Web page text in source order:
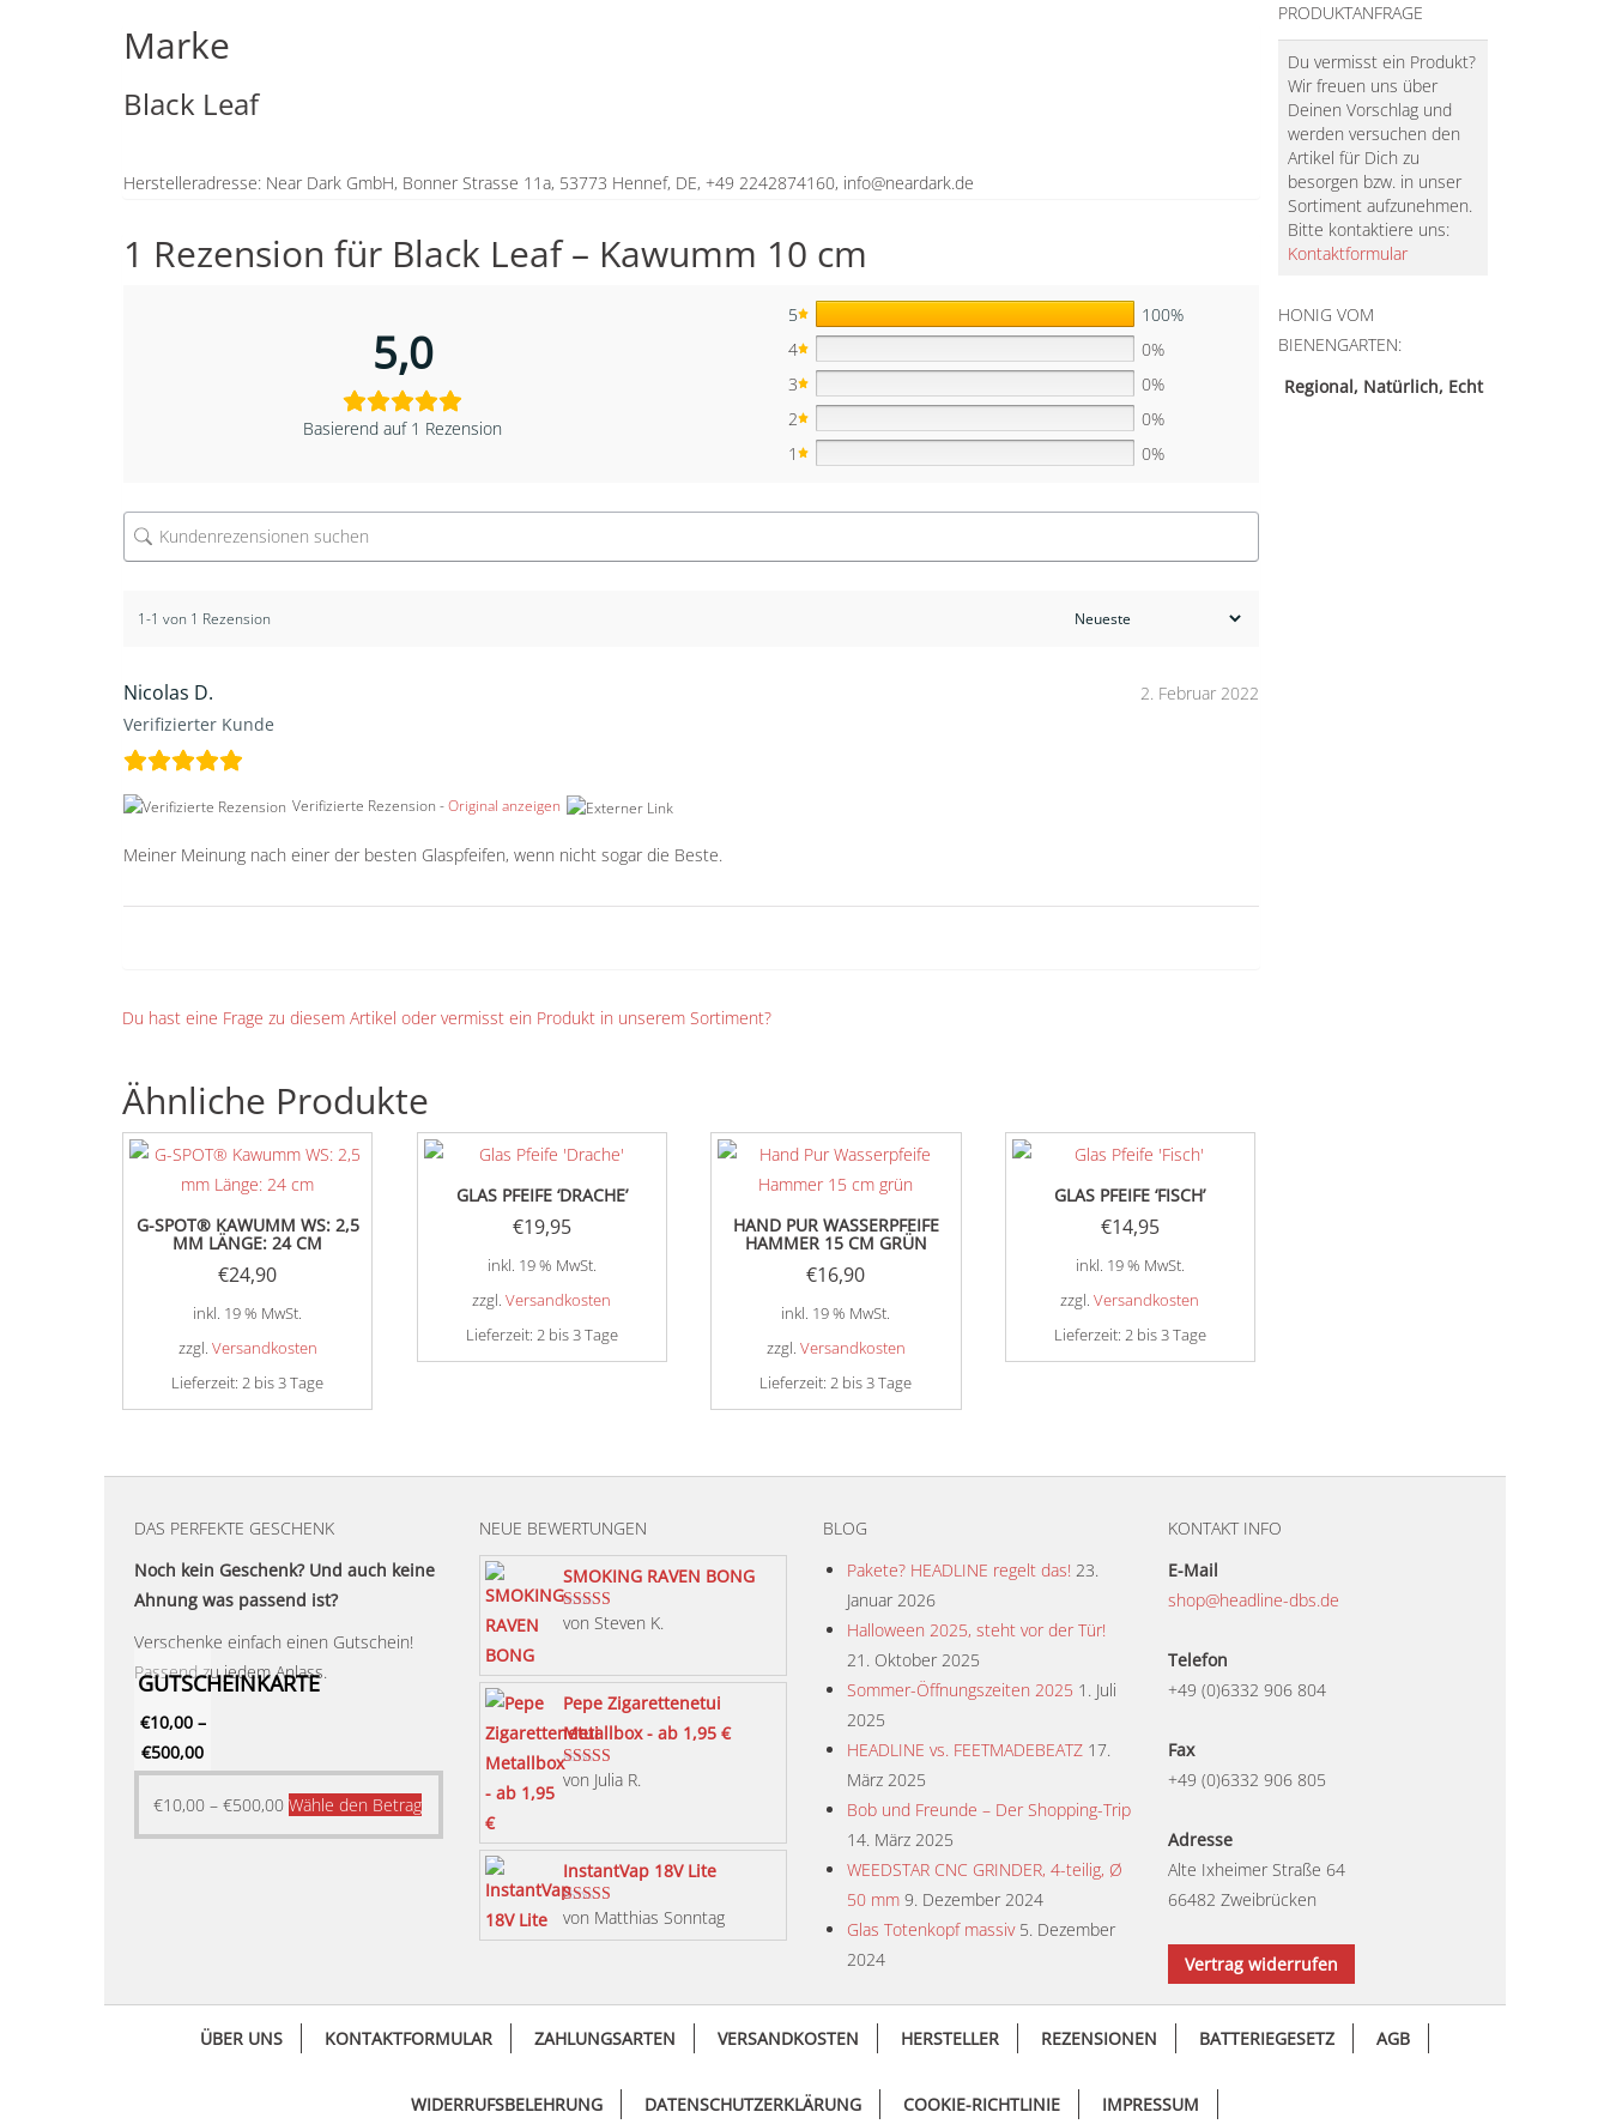
Marke
Black Leaf
Herstelleradresse: Near Dark GmbH, Bonner Strasse 11a, 53773 Hennef, DE, +49 2242874160, info@neardark.de
1 Rezension für Black Leaf – Kawumm 10 cm
5,0
Basierend auf 1 Rezension
5
100%
4
0%
3
0%
2
0%
1
0%
1-1 von 1 Rezension
Nicolas D.
Verifizierter Kunde
2. Februar 2022
Verifizierte Rezension -Original anzeigen
Meiner Meinung nach einer der besten Glaspfeifen, wenn nicht sogar die Beste.
Du hast eine Frage zu diesem Artikel oder vermisst ein Produkt in unserem Sortiment?
Ähnliche Produkte
G-SPOT® KAWUMM WS: 2,5
MM LÄNGE: 24 CM
€24,90
inkl. 19 % MwSt.
zzgl. Versandkosten
Lieferzeit:2 bis 3 Tage
GLAS PFEIFE ‘DRACHE’
€19,95
inkl. 19 % MwSt.
zzgl.Versandkosten
Lieferzeit: 2 bis 3 Tage
HAND PUR WASSERPFEIFE
HAMMER 15 CM GRÜN
€16,90
inkl. 19 % MwSt.
zzgl. Versandkosten
Lieferzeit:2 bis 3 Tage
GLAS PFEIFE ‘FISCH’
€14,95
inkl. 19 % MwSt.
zzgl.Versandkosten
Lieferzeit: 2 bis 3 Tage
PRODUKTANFRAGE
Du vermisst ein Produkt?
Wir freuen uns über
Deinen Vorschlag und
werden versuchen den
Artikel für Dich zu
besorgen bzw. in unser
Sortiment aufzunehmen.
Bitte kontaktiere uns:
Kontaktformular
HONIG VOM
BIENENGARTEN:
Regional, Natürlich, Echt
DAS PERFEKTE GESCHENK
Noch kein Geschenk? Und auch keine
Ahnung was passend ist?
Verschenke einfach einen Gutschein!
Passend zu jedem Anlass.
GUTSCHEINKARTE
€10,00–
€500,00
€10,00 – €500,00 Wähle den BetragDieses
Produkt
Varianten
können
der
NEUE BEWERTUNGEN
SMOKING RAVEN BONG
Bewertet mit
von Steven K.
Pepe Zigarettenetui
Metallbox - ab 1,95 €
Bewertet mit
von Julia R.
InstantVap 18V Lite
Bewertet mit
5von 5
von Matthias Sonntag
BLOG
Pakete? HEADLINE regelt das! 23.
Januar 2026
Halloween 2025, steht vor der Tür!
21. Oktober 2025
Sommer-Öffnungszeiten 2025 1. Juli
2025
HEADLINE vs. FEETMADEBEATZ 17.
März 2025
Bob und Freunde – Der Shopping-Trip
14. März 2025
WEEDSTAR CNC GRINDER, 4-teilig, Ø
50 mm 9. Dezember 2024
Glas Totenkopf massiv 5. Dezember
2024
KONTAKT INFO
E-Mail
shop@headline-dbs.de
Telefon
+49 (0)6332 906 804
Fax
+49 (0)6332 906 805
Adresse
Alte Ixheimer Straße 64
66482 Zweibrücken
Vertrag widerrufen
ÜBER UNS KONTAKTFORMULAR ZAHLUNGSARTEN VERSANDKOSTEN HERSTELLER REZENSIONEN BATTERIEGESETZ AGB
WIDERRUFSBELEHRUNG DATENSCHUTZERKLÄRUNG COOKIE-RICHTLINIE IMPRESSUM